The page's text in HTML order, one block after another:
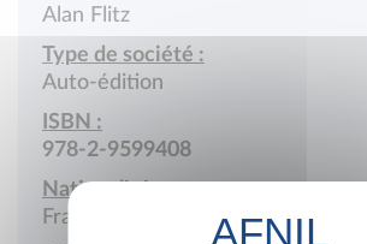
Alan Flitz
Type de société :
Auto-édition
ISBN :
978-2-9599408
Nationalité :
France